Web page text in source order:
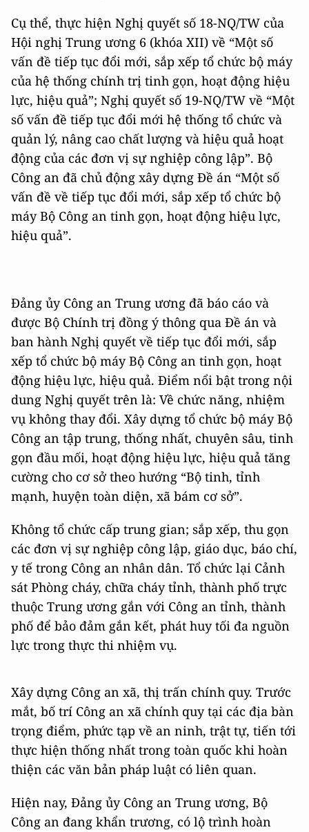
Cụ thể, thực hiện Nghị quyết số 18-NQ/TW của
Hội nghị Trung ương 6 (khóa XII) về “Một số
vấn đề tiếp tục đổi mới, sắp xếp tổ chức bộ máy
của hệ thống chính trị tinh gọn, hoạt động hiệu
lực, hiệu quả”; Nghị quyết số 19-NQ/TW về “Một
số vấn đề tiếp tục đổi mới hệ thống tổ chức và
quản lý, nâng cao chất lượng và hiệu quả hoạt
động của các đơn vị sự nghiệp công lập”. Bộ
Công an đã chủ động xây dựng Đề án “Một số
vấn đề về tiếp tục đổi mới, sắp xếp tổ chức bộ
máy Bộ Công an tinh gọn, hoạt động hiệu lực,
hiệu quả”.
Đảng ủy Công an Trung ương đã báo cáo và
được Bộ Chính trị đồng ý thông qua Đề án và
ban hành Nghị quyết về tiếp tục đổi mới, sắp
xếp tổ chức bộ máy Bộ Công an tinh gọn, hoạt
động hiệu lực, hiệu quả. Điểm nổi bật trong nội
dung Nghị quyết trên là: Về chức năng, nhiệm
vụ không thay đổi. Xây dựng tổ chức bộ máy Bộ
Công an tập trung, thống nhất, chuyên sâu, tinh
gọn đầu mối, hoạt động hiệu lực, hiệu quả tăng
cường cho cơ sở theo hướng “Bộ tinh, tỉnh
mạnh, huyện toàn diện, xã bám cơ sở”.
Không tổ chức cấp trung gian; sắp xếp, thu gọn
các đơn vị sự nghiệp công lập, giáo dục, báo chí,
y tế trong Công an nhân dân. Tổ chức lại Cảnh
sát Phòng cháy, chữa cháy tỉnh, thành phố trực
thuộc Trung ương gắn với Công an tỉnh, thành
phố để bảo đảm gắn kết, phát huy tối đa nguồn
lực trong thực thi nhiệm vụ.
Xây dựng Công an xã, thị trấn chính quy. Trước
mắt, bố trí Công an xã chính quy tại các địa bàn
trọng điểm, phức tạp về an ninh, trật tự, tiến tới
thực hiện thống nhất trong toàn quốc khi hoàn
thiện các văn bản pháp luật có liên quan.
Hiện nay, Đảng ủy Công an Trung ương, Bộ
Công an đang khẩn trương, có lộ trình hoàn